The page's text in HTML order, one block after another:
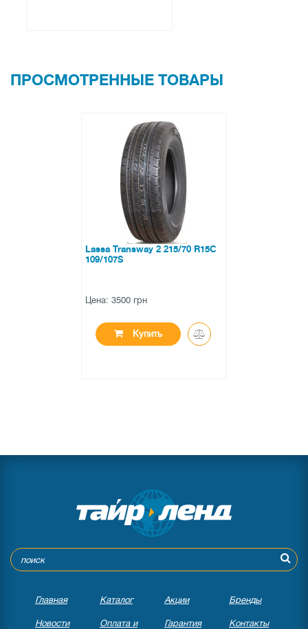
ПРОСМОТРЕННЫЕ ТОВАРЫ
Lassa Transway 2 215/70 R15C
109/107S
Цена: 3500 грн
Купить
Главная Каталог Акции Бренды
Новости Оплата и Гарантия Контакты